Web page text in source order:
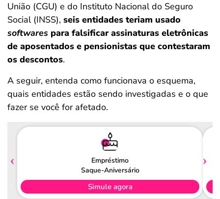
União (CGU) e do Instituto Nacional do Seguro
Social (INSS), seis entidades teriam usado
softwares para falsificar assinaturas eletrônicas
de aposentados e pensionistas que contestaram
os descontos.
A seguir, entenda como funcionava o esquema,
quais entidades estão sendo investigadas e o que
fazer se você for afetado.
Empréstimo
Saque-Aniversário
Simule agora